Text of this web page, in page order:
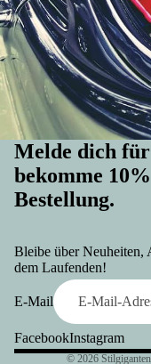
Melde dich
bekomme
Bestellung.
Bleibe über Neuheiten,
dem Laufenden!
E-Mail
FacebookInstagram
© 2026
AGB
Versand
Kontaktinformationen
Impressum